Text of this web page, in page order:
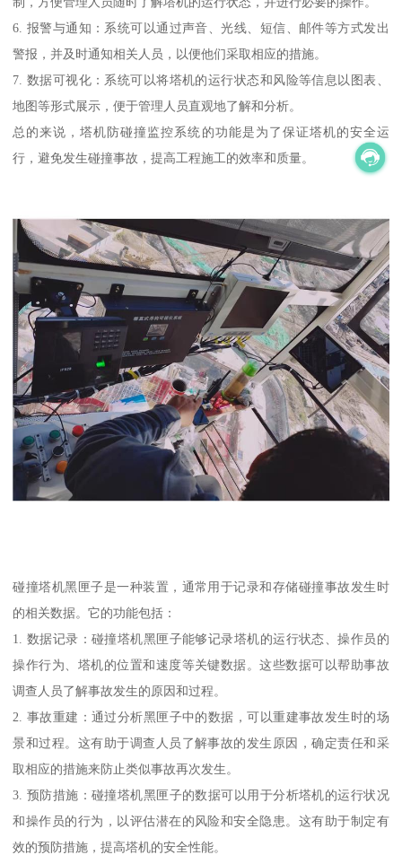
6. 报警与通知：系统可以通过声音、光线、短信、邮件等方式发出
警报，并及时通知相关人员，以便他们采取相应的措施。
7. 数据可视化：系统可以将塔机的运行状态和风险等信息以图表、
地图等形式展示，便于管理人员直观地了解和分析。
总的来说，塔机防碰撞监控系统的功能是为了保证塔机的安全运
行，避免发生碰撞事故，提高工程施工的效率和质量。
碰撞塔机黑匣子是一种装置，通常用于记录和存储碰撞事故发生时
的相关数据。它的功能包括：
1. 数据记录：碰撞塔机黑匣子能够记录塔机的运行状态、操作员的
操作行为、塔机的位置和速度等关键数据。这些数据可以帮助事故
调查人员了解事故发生的原因和过程。
2. 事故重建：通过分析黑匣子中的数据，可以重建事故发生时的场
景和过程。这有助于调查人员了解事故的发生原因，确定责任和采
取相应的措施来防止类似事故再次发生。
3. 预防措施：碰撞塔机黑匣子的数据可以用于分析塔机的运行状况
和操作员的行为，以评估潜在的风险和安全隐患。这有助于制定有
效的预防措施，提高塔机的安全性能。